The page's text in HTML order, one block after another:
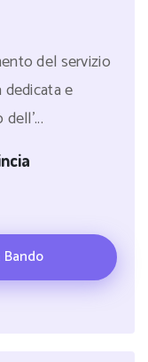
del servizio
e
Bando